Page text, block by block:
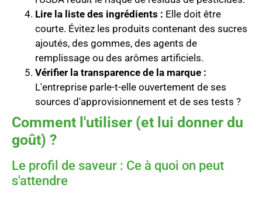
Lire la liste des ingrédients : Elle doit être
courte. Évitez les produits contenant des sucres
ajoutés, des gommes, des agents de
remplissage ou des arômes artificiels.
Vérifier la transparence de la marque :
L'entreprise parle-t-elle ouvertement de ses
sources d'approvisionnement et de ses tests ?
Comment l'utiliser (et lui donner du
goût) ?
Le profil de saveur : Ce à quoi on peut
s'attendre